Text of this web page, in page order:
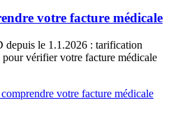
votre facture médicale
le 1.1.2026 : tarification
vérifier votre facture médicale
votre facture médicale